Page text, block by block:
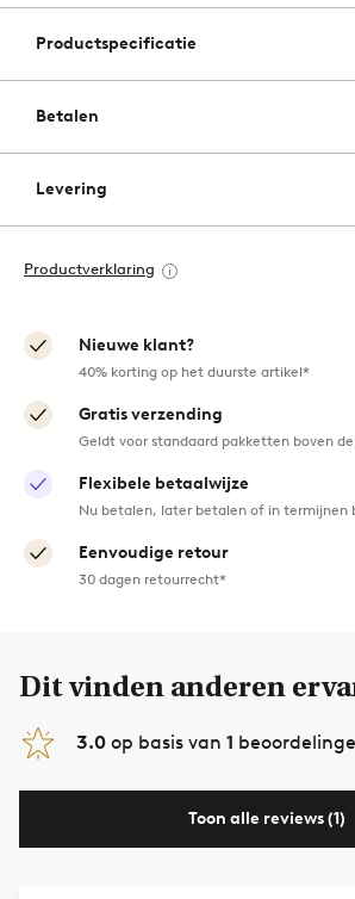
Productspecificatie
Betalen
Levering
Productverklaring
Nieuwe klant?
40% korting op het duurste artikel*
Gratis verzending
Geldt voor standaard pakketten boven de
Flexibele betaalwijze
Nu betalen, later betalen of in termijnen
Eenvoudige retour
30 dagen retourrecht*
Dit vinden anderen
3.0 op basis van 1
Toon alle reviews (1)